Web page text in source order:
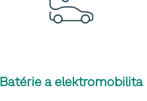
Batérie a elektromobilita